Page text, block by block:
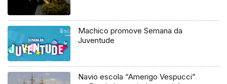
Machico promove Semana da
Juventude
Navio escola “Amerigo Vespucci”